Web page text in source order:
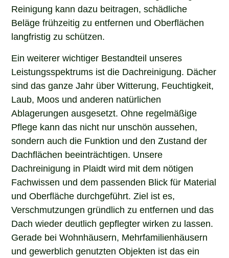
Reinigung kann dazu beitragen, schädliche
Beläge frühzeitig zu entfernen und Oberflächen
langfristig zu schützen.
Ein weiterer wichtiger Bestandteil unseres
Leistungsspektrums ist die Dachreinigung. Dächer
sind das ganze Jahr über Witterung, Feuchtigkeit,
Laub, Moos und anderen natürlichen
Ablagerungen ausgesetzt. Ohne regelmäßige
Pflege kann das nicht nur unschön aussehen,
sondern auch die Funktion und den Zustand der
Dachflächen beeinträchtigen. Unsere
Dachreinigung in Plaidt wird mit dem nötigen
Fachwissen und dem passenden Blick für Material
und Oberfläche durchgeführt. Ziel ist es,
Verschmutzungen gründlich zu entfernen und das
Dach wieder deutlich gepflegter wirken zu lassen.
Gerade bei Wohnhäusern, Mehrfamilienhäusern
und gewerblich genutzten Objekten ist das ein